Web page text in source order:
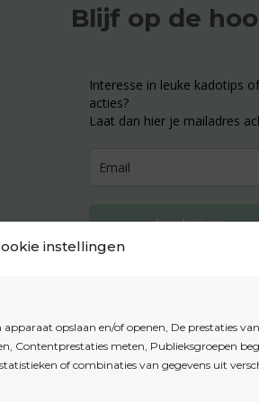
instellingen
opslaan en/of openen, De prestaties van
Contentprestaties meten, Publieksgroepen
of combinaties van gegevens uit
Blijf op de
Interesse in leuke kadotips
acties?
Laat dan hier je mailadres
Inschrijven
Algemene voorwaarden
Cookiebeleid